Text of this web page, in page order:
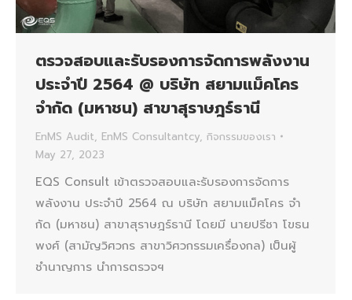
ตรวจสอบและรับรองการจัดการพลังงาน
ประจำปี 2564 @ บริษัท สยามแม็คโคร
จํากัด (มหาชน) สาขาสุราษฎร์ธานี
EnMS Audit, EnMS Consultantcy, กิจกรรมของเรา
May 27, 2023
EQS Consult เข้าตรวจสอบและรับรองการจัดการ
พลังงาน ประจำปี 2564 ณ บริษัท สยามแม็คโคร จํา
กัด (มหาชน) สาขาสุราษฎร์ธานี โดยมี นายปรีชา โขธน
พงศ์ (สามัญวิศวกร สาขาวิศวกรรมเครื่องกล) เป็นผู้
ชำนาญการ นำการตรวจฯ